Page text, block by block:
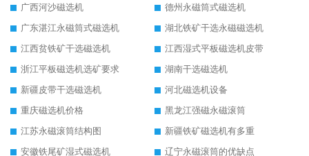
广西河沙磁选机
德州永磁筒式磁选机
广东湛江永磁筒式磁选机
湖北铁矿干选永磁磁选机
江西贫铁矿干选磁选机
江西湿式平板磁选机皮带
浙江平板磁选机选矿要求
湖南干选磁选机
新疆皮带干选磁选机
河北磁选机设备
重庆磁选机价格
黑龙江强磁永磁滚筒
江苏永磁滚筒结构图
新疆铁矿磁选机有多重
安徽铁尾矿湿式磁选机
辽宁永磁滚筒的优缺点